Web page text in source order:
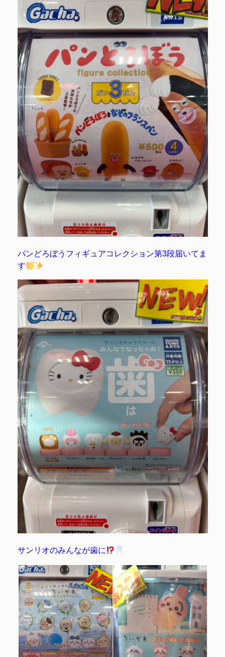
パンどろぼうフィギュアコレクション第3段届いてま
す
サンリオのみんなが歯に